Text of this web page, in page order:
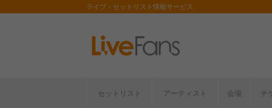
ライブ・セットリスト情報サービス
セットリスト アーティスト 会場 チ